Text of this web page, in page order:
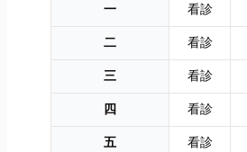
一
看診
二
看診
三
看診
四
看診
五
看診